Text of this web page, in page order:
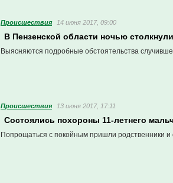
Проиcшествия 14 июня 2017, 09:00
В Пензенской области ночью
Выясняются подробные обстоятельства
Проиcшествия 13 июня 2017, 17:11
Состоялись похороны 11-летнего
Попрощаться с покойным пришли родственники и